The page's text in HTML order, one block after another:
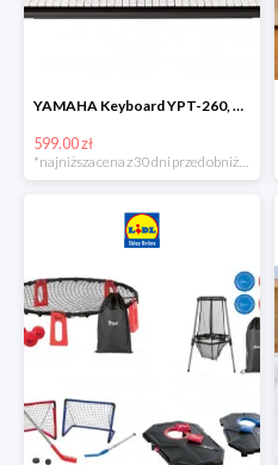
YAMAHA Keyboard YPT-260, 61 klawiszy
599.00 zł
*najniższa cena z 30 dni przed obniżką